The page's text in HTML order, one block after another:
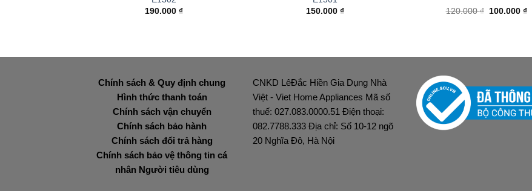
190.000 ₫
150.000 ₫ 120.000₫ Giá
100.000 ₫
Chính sách & Quy định chung
Hình thức thanh toán
Chính sách vận chuyển
Chính sách bảo hành
Chính sách đổi trả hàng
Chính sách bảo vệ thông tin cá
nhân Người tiêu dùng
CNKD LêĐắc Hiền Gia Dụng Nhà
Việt - Viet Home Appliances Mã số
thuế: 027.083.0000.51 Điện thoại:
082.7788.333 Địa chỉ: Số 10-12 ngõ
20 Nghĩa Đô, Hà Nội